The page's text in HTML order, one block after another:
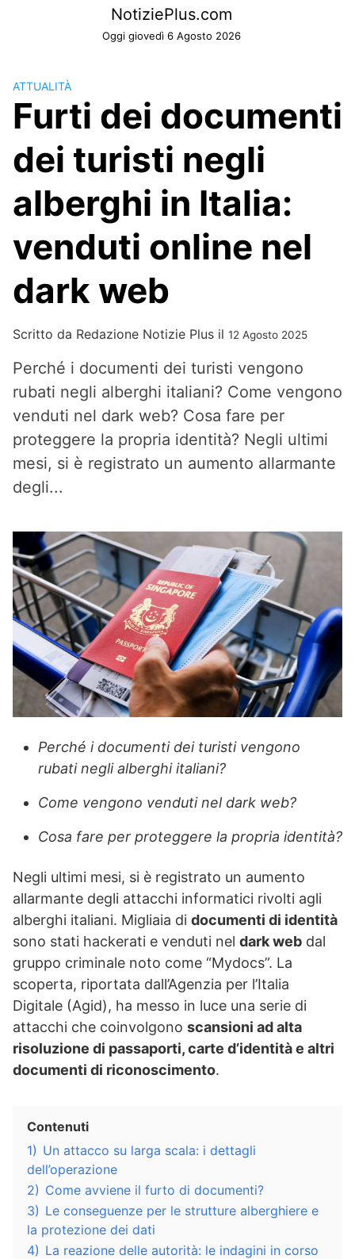
NotiziePlus.com
Oggi giovedì 6 Agosto 2026
ATTUALITÀ
Furti dei documenti
dei turisti negli
alberghi in Italia:
venduti online nel
dark web
Scritto da Redazione Notizie Plus il 12 Agosto 2025
Perché i documenti dei turisti vengono
rubati negli alberghi italiani? Come vengono
venduti nel dark web? Cosa fare per
proteggere la propria identità? Negli ultimi
mesi, si è registrato un aumento allarmante
degli...
Perché i documenti dei turisti vengono
rubati negli alberghi italiani?
Come vengono venduti nel dark web?
Cosa fare per proteggere la propria identità?
Negli ultimi mesi, si è registrato un aumento
allarmante degli attacchi informatici rivolti agli
alberghi italiani. Migliaia di documenti di identità
sono stati hackerati e venduti nel dark web dal
gruppo criminale noto come “Mydocs”. La
scoperta, riportata dall’Agenzia per l’Italia
Digitale (Agid), ha messo in luce una serie di
attacchi che coinvolgono scansioni ad alta
risoluzione di passaporti, carte d’identità e altri
documenti di riconoscimento.
Contenuti
1) Un attacco su larga scala: i dettagli
dell’operazione
2) Come avviene il furto di documenti?
3) Le conseguenze per le strutture alberghiere e
la protezione dei dati
4) La reazione delle autorità: le indagini in corso